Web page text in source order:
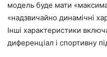
модель буде мати
«надзвичайно динамічні
Інші характеристики
диференціал і спортивну